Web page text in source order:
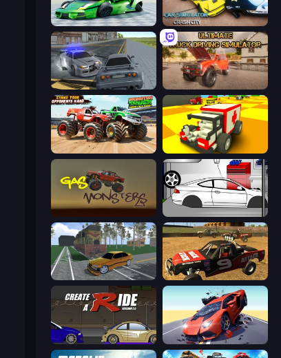
Sportcars Crash Car Simulator: Crash City
RCC City Racing Ultimate Truck Driving Simulator 2020
Monster Truck Demolition Derby
Drag Racer V2
Obby: Car Crash Sandbox Offroad Dirt Racing 3D
Create-A-Ride Hyper Cars Ramp Crash